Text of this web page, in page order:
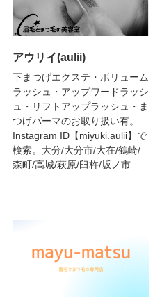
アウリイ(aulii)
下まつげエクステ・ボリューム
ラッシュ・アップワードラッシ
ュ・リフトアップラッシュ・ま
つげパーマのお取り扱い有。
Instagram ID【miyuki.aulii】で
検索。大分/大分市/大在/鶴崎/
森町/高城/萩原/臼杵/坂ノ市